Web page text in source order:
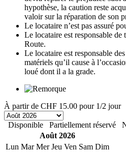
hypothèse, la caution reste
valoir sur la réparation de son
Le locataire n’est pas assuré
Le locataire est responsable
Route.
Le locataire est responsable
matériels qu’il cause à
loué dont il a la grade.
À partir de CHF 15.00 pour 1/2 jour
Disponible Partiellement réservé
Août 2026
Lun Mar Mer Jeu Ven Sam Dim